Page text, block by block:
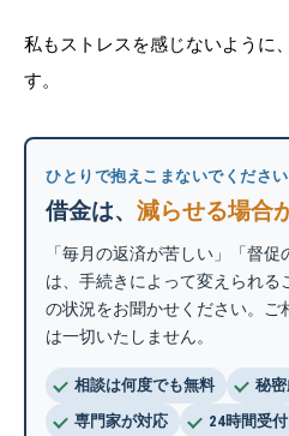
私もストレスを感じないように
す。
ひとりで抱えこまないでください
借金は、 減らせる場合
「毎月の返済が苦しい」「督
は、手続きによって変えられる
の状況をお聞かせください。ご
は一切いたしません。
相談は何度でも無料
秘
専門家が対応
24時間受付